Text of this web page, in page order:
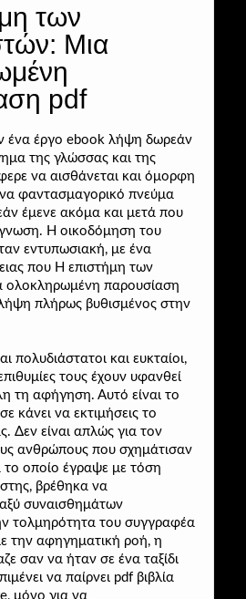
των
Μια
pdf
ένα έργο ebook λήψη δωρεάν
της γλώσσας και της
να αισθάνεται και όμορφη
φαντασμαγορικό πνεύμα
έμενε ακόμα και μετά που
Η οικοδόμηση του
εντυπωσιακή, με ένα
που H επιστήμη των
ολοκληρωμένη παρουσίαση
πλήρως βυθισμένος στην
πολυδιάστατοι και ευκταίοι,
τους έχουν υφανθεί
τη αφήγηση. Αυτό είναι το
κάνει να εκτιμήσεις το
Δεν είναι απλώς για τον
ανθρώπους που σχημάτισαν
το οποίο έγραψε με τόση
βρέθηκα να
συναισθημάτων
τολμηρότητα του συγγραφέα
την αφηγηματική ροή, η
σαν να ήταν σε ένα ταξίδι
να παίρνει pdf βιβλία
μόνο για να